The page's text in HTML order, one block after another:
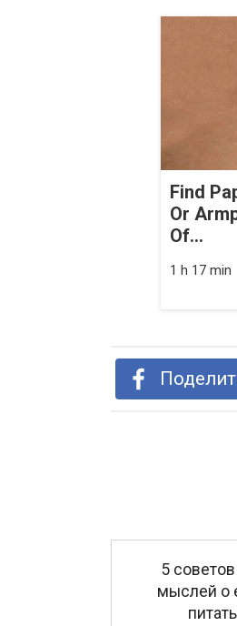
Find
Or
Of...
1 h 17 min
5
мыслей о